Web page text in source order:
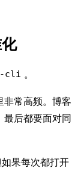
cli 。
非常高频。博客
最后都要面对同
果每次都打开